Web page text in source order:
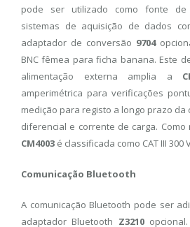
pode ser utilizado como fonte de
sistemas de aquisição de dados
adaptador de conversão 9704
BNC fêmea para ficha banana. Este
alimentação externa amplia a
amperimétrica para verificações
medição para registo a longo prazo
diferencial e corrente de carga.
CM4003 é classificada como CAT III 300
Comunicação Bluetooth
A comunicação Bluetooth pode ser
adaptador Bluetooth Z3210opcional.